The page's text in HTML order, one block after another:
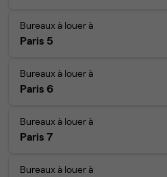
Bureaux à louer à
Paris 5
Bureaux à louer à
Paris 6
Bureaux à louer à
Paris 7
Bureaux à louer à